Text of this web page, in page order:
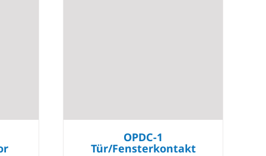
OPDC-1
Tür/Fensterkontakt